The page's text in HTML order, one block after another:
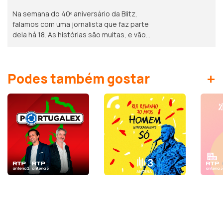
Na semana do 40º aniversário da Blitz,
falamos com uma jornalista que faz parte
dela há 18. As histórias são muitas, e vão
Podes também gostar +